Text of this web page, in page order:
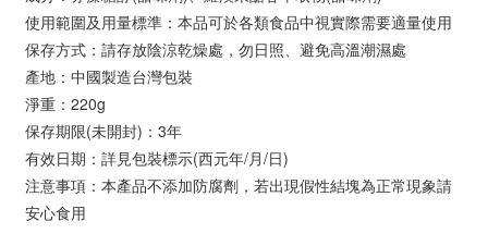
使用範圍及用量標準：本品可於各類食品中視實際需要適量使用
保存方式：請存放陰涼乾燥處，勿日照、避免高溫潮濕處
產地：中國製造台灣包裝
淨重：220g
保存期限(未開封)：3年
有效日期：詳見包裝標示(西元年/月/日)
注意事項：本產品不添加防腐劑，若出現假性結塊為正常現象請
安心食用